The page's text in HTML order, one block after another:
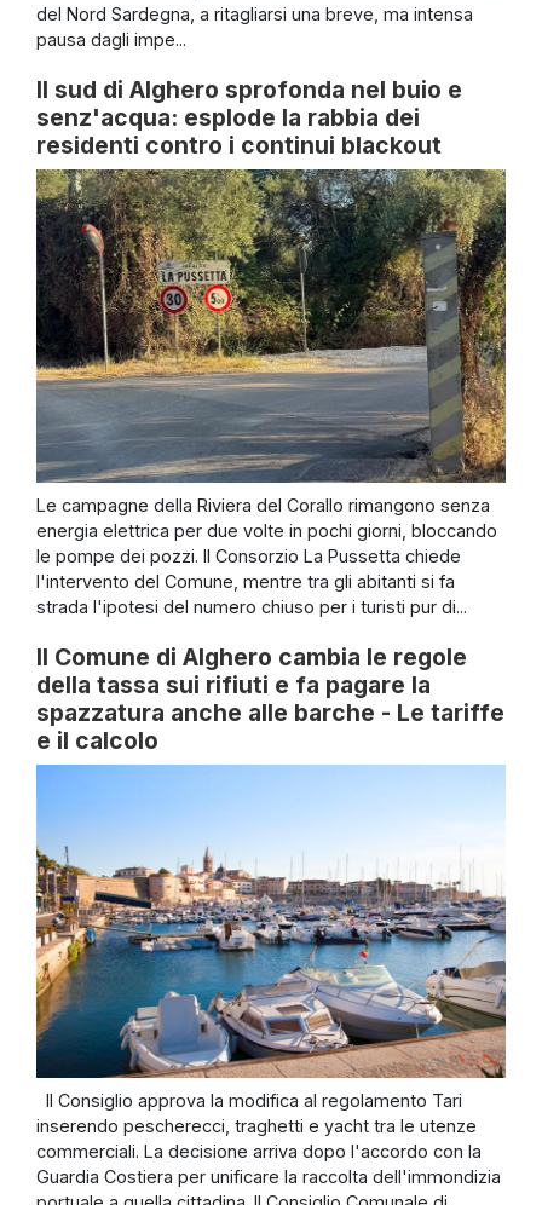
del Nord Sardegna, a ritagliarsi una breve, ma intensa
pausa dagli impe...
Il sud di Alghero sprofonda nel buio e
senz'acqua: esplode la rabbia dei
residenti contro i continui blackout
Le campagne della Riviera del Corallo rimangono senza
energia elettrica per due volte in pochi giorni, bloccando
le pompe dei pozzi. Il Consorzio La Pussetta chiede
l'intervento del Comune, mentre tra gli abitanti si fa
strada l'ipotesi del numero chiuso per i turisti pur di...
Il Comune di Alghero cambia le regole
della tassa sui rifiuti e fa pagare la
spazzatura anche alle barche - Le tariffe
e il calcolo
Il Consiglio approva la modifica al regolamento Tari
inserendo pescherecci, traghetti e yacht tra le utenze
commerciali. La decisione arriva dopo l'accordo con la
Guardia Costiera per unificare la raccolta dell'immondizia